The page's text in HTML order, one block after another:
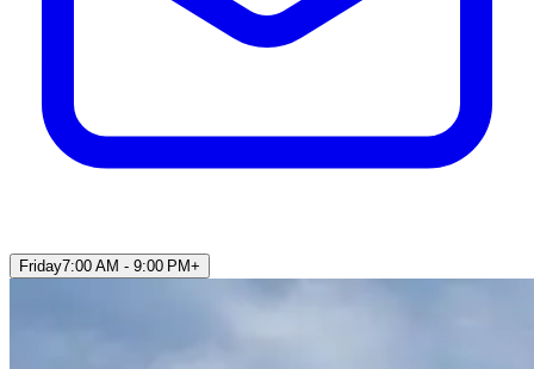
Friday7:00 AM - 9:00 PM+